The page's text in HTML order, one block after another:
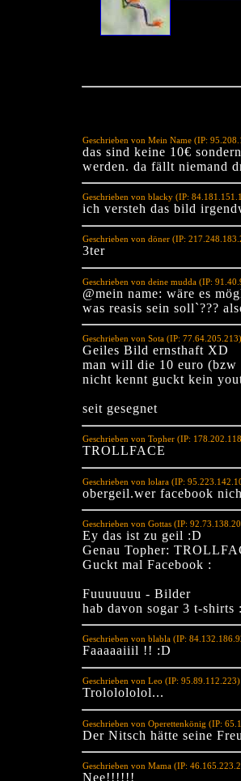
Geschrieben von Mein Name (IP:
das sind keine 10€
werden. da fällt niemand
Geschrieben von blacky (IP:
ich versteh das bild
Geschrieben von döner (IP:
3ter
Geschrieben von deine mudda (IP:
@mein name: wäre es
was reasis sein soll`???
Geschrieben von Sota (IP:
Geiles Bild ernsthaft XD
man will die 10 euro
nicht kennt guckt kein
seit gesegnet
Geschrieben von Topher (IP:
TROLLFACE
Geschrieben von lolara (IP:
obergeil.wer facebook
Geschrieben von Gottas (IP:
Ey das ist zu geil :D
Genau Topher:
Guckt mal Facebook :
Fuuuuuuu - Bilder
hab davon sogar 3 t-shirts
Geschrieben von blabla (IP:
Faaaaaiiil !! :D
Geschrieben von Leo (IP:
Trololololol...
Geschrieben von Operettenkönig (IP:
Der Nitsch hätte seine
Geschrieben von Mama (IP:
Nee!!!!!!